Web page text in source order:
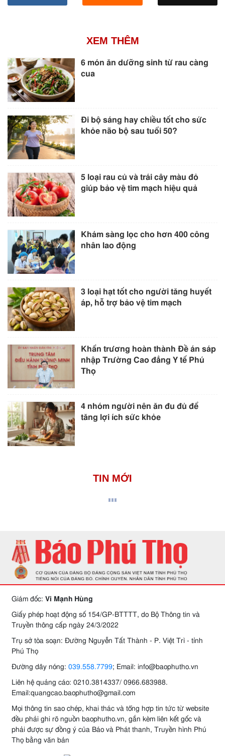
XEM THÊM
6 món ăn dưỡng sinh từ rau càng
cua
Đi bộ sáng hay chiều tốt cho sức
khỏe não bộ sau tuổi 50?
5 loại rau củ và trái cây màu đỏ
giúp bảo vệ tim mạch hiệu quả
Khám sàng lọc cho hơn 400 công
nhân lao động
3 loại hạt tốt cho người tăng huyết
áp, hỗ trợ bảo vệ tim mạch
Khẩn trương hoàn thành Đề án sáp
nhập Trường Cao đẳng Y tế Phú
Thọ
4 nhóm người nên ăn đu đủ để
tăng lợi ích sức khỏe
TIN MỚI
Giám đốc: Vi Mạnh Hùng
Giấy phép hoạt động số 154/GP-BTTTT, do Bộ Thông tin và
Truyền thông cấp ngày 24/3/2022
Trụ sở tòa soạn: Đường Nguyễn Tất Thành - P. Việt Trì - tỉnh
Phú Thọ
Đường dây nóng: 039.558.7799; Email: info@baophutho.vn
Liên hệ quảng cáo: 0210.3814337/ 0966.683988.
Email:quangcao.baophutho@gmail.com
Mọi thông tin sao chép, khai thác và tổng hợp tin tức từ website
đều phải ghi rõ nguồn baophutho.vn, gắn kèm liên kết gốc và
phải được sự đồng ý của Báo và Phát thanh, Truyền hình Phú
Thọ bằng văn bản